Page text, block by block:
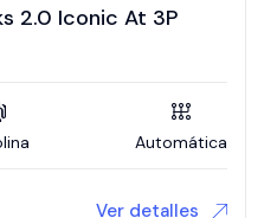
NISSAN MARCH
270,000